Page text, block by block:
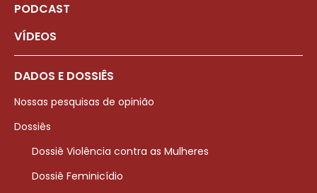
PODCAST
VÍDEOS
DADOS E DOSSIÊS
Nossas pesquisas de opinião
Dossiês
Dossiê Violência contra as Mulheres
Dossiê Feminicídio